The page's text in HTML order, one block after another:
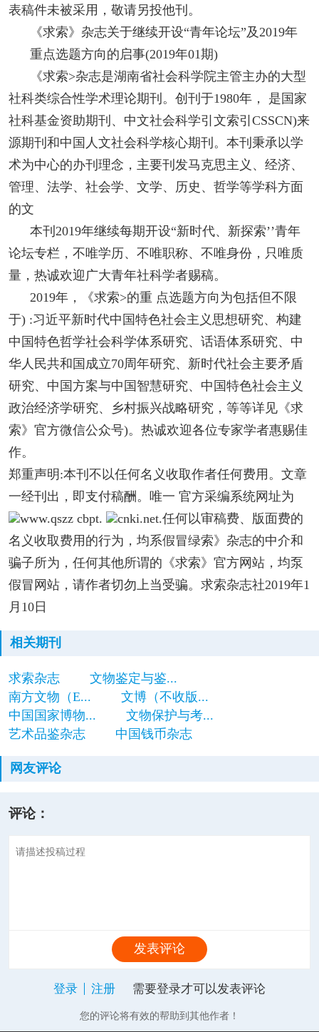
表稿件未被采用，敬请另投他刊。
《求索》杂志关于继续开设“青年论坛”及2019年
重点选题方向的启事(2019年01期)
《求索>杂志是湖南省社会科学院主管主办的大型
社科类综合性学术理论期刊。创刊于1980年， 是国家
社科基金资助期刊、中文社会科学引文索引CSSCN)来
源期刊和中国人文社会科学核心期刊。本刊秉承以学
术为中心的办刊理念，主要刊发马克思主义、经济、
管理、法学、社会学、文学、历史、哲学等学科方面
的文
本刊2019年继续每期开设“新时代、新探索’’青年
论坛专栏，不唯学历、不唯职称、不唯身份，只唯质
量，热诚欢迎广大青年社科学者赐稿。
2019年，《求索>的重 点选题方向为包括但不限
于) :习近平新时代中国特色社会主义思想研究、构建
中国特色哲学社会科学体系研究、话语体系研究、中
华人民共和国成立70周年研究、新时代社会主要矛盾
研究、中国方案与中国智慧研究、中国特色社会主义
政治经济学研究、乡村振兴战略研究，等等详见《求
索》官方微信公众号)。热诚欢迎各位专家学者惠赐佳
作。
郑重声明:本刊不以任何名义收取作者任何费用。文章
一经刊出，即支付稿酬。唯一 官方采编系统网址为
www.qszz cbpt.
cnki.net.任何以审稿费、版面费的
名义收取费用的行为，均系假冒绿索》杂志的中介和
骗子所为，任何其他所谓的《求索》官方网站，均泵
假冒网站，请作者切勿上当受骗。求索杂志社2019年1
月10日
相关期刊
求索杂志
文物鉴定与鉴...
南方文物（E...
文博（不收版...
中国国家博物...
文物保护与考...
艺术品鉴杂志
中国钱币杂志
网友评论
评论：
发表评论
登录 注册 需要登录才可以发表评论
您的评论将有效的帮助到其他作者！